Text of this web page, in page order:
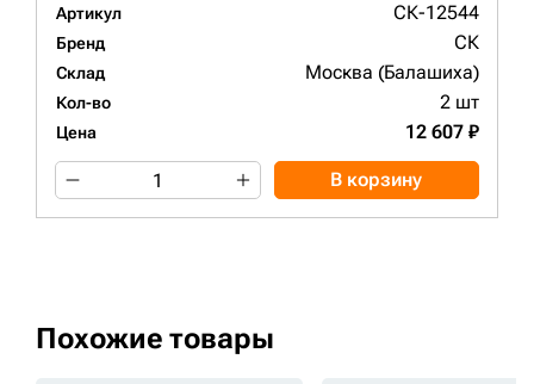
Артикул СК-12544
Бренд СК
Склад Москва (Балашиха)
Кол-во 2 шт
Цена 12 607 ₽
В корзину
Похожие товары